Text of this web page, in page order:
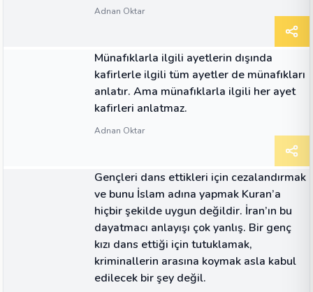
Adnan Oktar
Münafıklarla ilgili ayetlerin dışında
kafirlerle ilgili tüm ayetler de münafıkları
anlatır. Ama münafıklarla ilgili her ayet
kafirleri anlatmaz.
Adnan Oktar
Gençleri dans ettikleri için cezalandırmak
ve bunu İslam adına yapmak Kuran’a
hiçbir şekilde uygun değildir. İran’ın bu
dayatmacı anlayışı çok yanlış. Bir genç
kızı dans ettiği için tutuklamak,
kriminallerin arasına koymak asla kabul
edilecek bir şey değil.